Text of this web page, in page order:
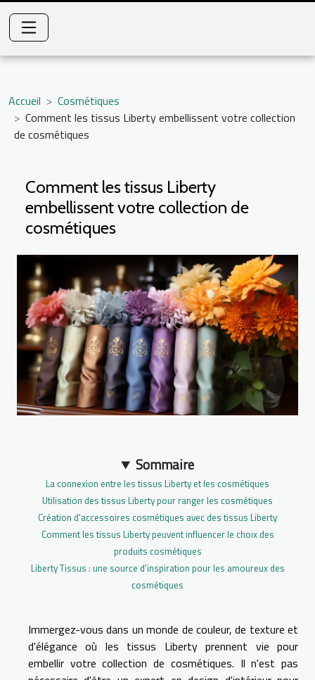
Accueil
Cosmétiques
Comment les tissus Liberty embellissent votre collection
de cosmétiques
Comment les tissus Liberty
embellissent votre collection de
cosmétiques
Sommaire
La connexion entre les tissus Liberty et les cosmétiques
Utilisation des tissus Liberty pour ranger les cosmétiques
Création d'accessoires cosmétiques avec des tissus Liberty
Comment les tissus Liberty peuvent influencer le choix des
produits cosmétiques
Liberty Tissus : une source d'inspiration pour les amoureux des
cosmétiques
Immergez-vous dans un monde de couleur, de texture et
d'élégance où les tissus Liberty prennent vie pour
embellir votre collection de cosmétiques. Il n'est pas